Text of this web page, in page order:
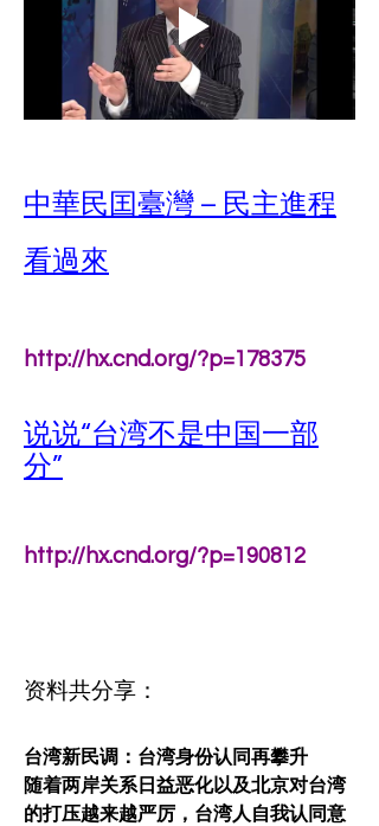
中華民囯臺灣 – 民主進程
看過來
http://hx.cnd.org/?p=178375
说说“台湾不是中国一部
分”
http://hx.cnd.org/?p=190812
资料共分享：
台湾新民调：台湾身份认同再攀升
随着两岸关系日益恶化以及北京对台湾
的打压越来越严厉，台湾人自我认同意